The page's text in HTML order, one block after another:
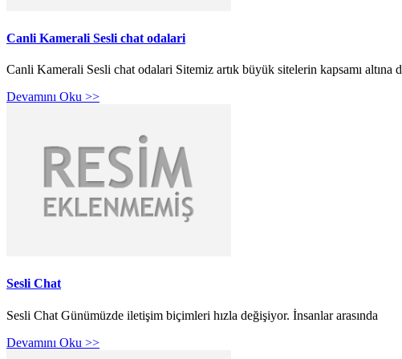
Canli Kamerali Sesli chat odalari
Canli Kamerali Sesli chat odalari Sitemiz artık büyük sitelerin kapsamı altına d
Devamını Oku >>
Sesli Chat
Sesli Chat Günümüzde iletişim biçimleri hızla değişiyor. İnsanlar arasında
Devamını Oku >>